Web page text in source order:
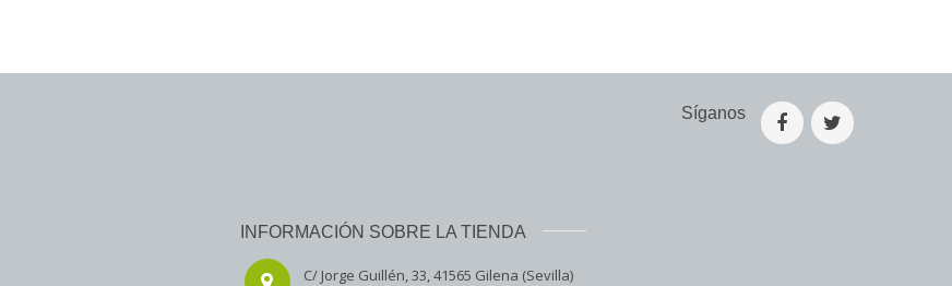
Síganos
INFORMACIÓN SOBRE LA TIENDA
C/ Jorge Guillén, 33, 41565 Gilena (Sevilla)